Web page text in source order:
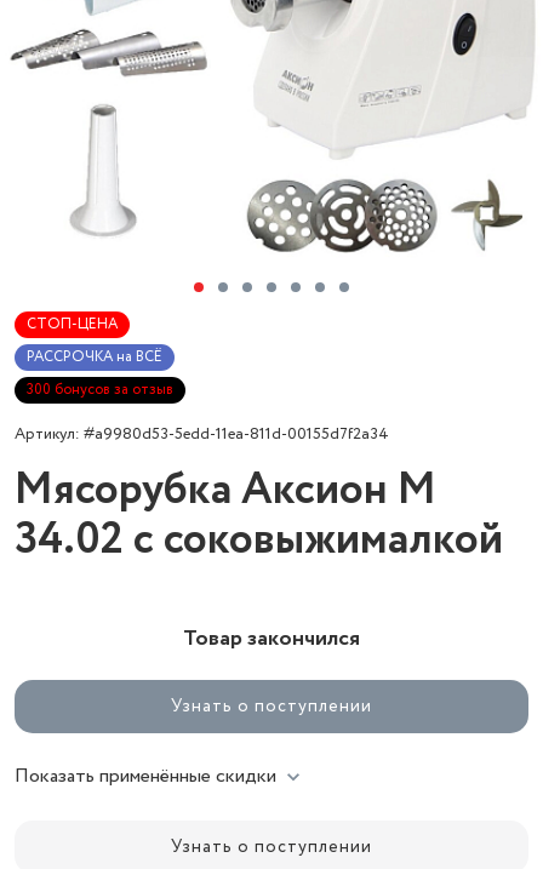
СТОП-ЦЕНА
РАССРОЧКА на ВСЁ
300 бонусов за отзыв
Артикул: #a9980d53-5edd-11ea-811d-00155d7f2a34
Мясорубка Аксион М
34.02 с соковыжималкой
Товар закончился
Узнать о поступлении
Показать применённые скидки
Узнать о поступлении